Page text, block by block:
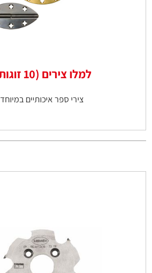
למלו צירים (10 זוגות )
צירי ספר איכותיים במיוחד